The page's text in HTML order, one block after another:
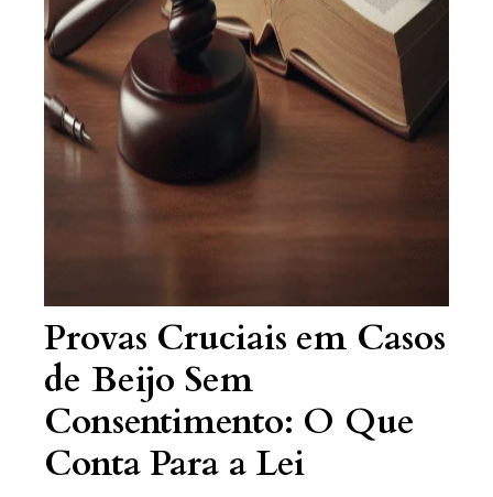
Provas Cruciais em Casos
de Beijo Sem
Consentimento: O Que
Conta Para a Lei